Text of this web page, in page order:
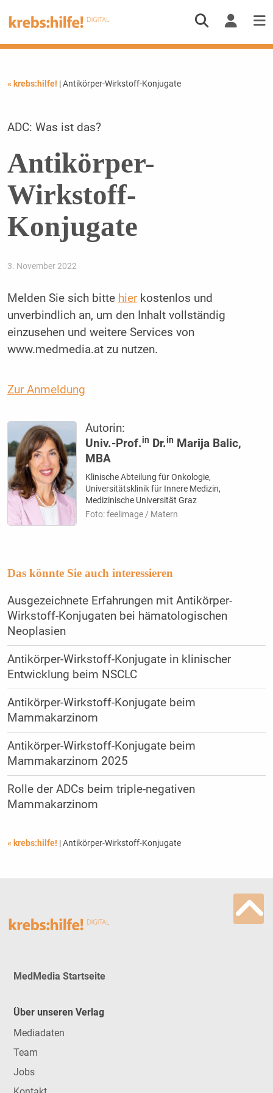
« krebs:hilfe! | Antikörper-Wirkstoff-Konjugate
ADC: Was ist das?
Antikörper-
Wirkstoff-
Konjugate
3. November 2022
Melden Sie sich bitte hierkostenlos und
unverbindlich an, um den Inhalt vollständig
einzusehen und weitere Services von
www.medmedia.at zu nutzen.
Zur Anmeldung
Autorin:
Univ.-Prof.in Dr.in Marija Balic,
MBA
Klinische Abteilung für Onkologie,
Universitätsklinik für Innere Medizin,
Medizinische Universität Graz
Foto: feelimage / Matern
Das könnte Sie auch interessieren
Ausgezeichnete Erfahrungen mit Antikörper-
Wirkstoff­-Konjugaten bei hämatologischen
Neoplasien
Antikörper-Wirkstoff-Konjugate in klinischer
Entwicklung beim NSCLC
Antikörper-Wirkstoff-Konjugate beim
Mammakarzinom
Antikörper-Wirkstoff-Konjugate beim
Mammakarzinom 2025
Rolle der ADCs beim triple-negativen
Mammakarzinom
« krebs:hilfe! | Antikörper-Wirkstoff-Konjugate
MedMedia Startseite
Über unseren Verlag
Mediadaten
Team
Jobs